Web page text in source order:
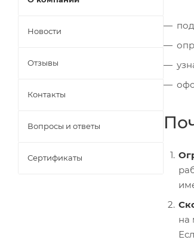
на
Новости
Отзывы
Контакты
Вопросы и ответы
Сертификаты